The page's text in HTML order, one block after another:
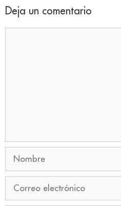
Deja un comentario